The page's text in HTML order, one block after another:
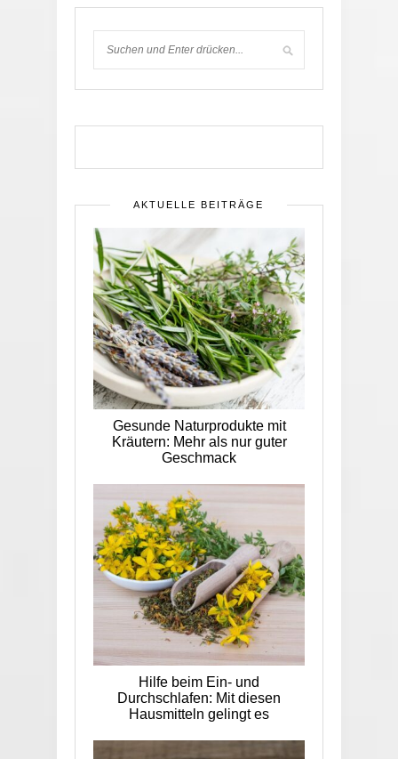
AKTUELLE BEITRÄGE
Gesunde Naturprodukte mit
Kräutern: Mehr als nur guter
Geschmack
Hilfe beim Ein- und
Durchschlafen: Mit diesen
Hausmitteln gelingt es